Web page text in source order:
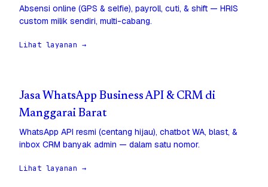
Absensi online (GPS & selfie), payroll, cuti, & shift — HRIS
custom milik sendiri, multi-cabang.
Lihat layanan →
Jasa WhatsApp Business API & CRM di
Manggarai Barat
WhatsApp API resmi (centang hijau), chatbot WA, blast, &
inbox CRM banyak admin — dalam satu nomor.
Lihat layanan →